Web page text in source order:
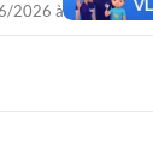
2026 às 09h00